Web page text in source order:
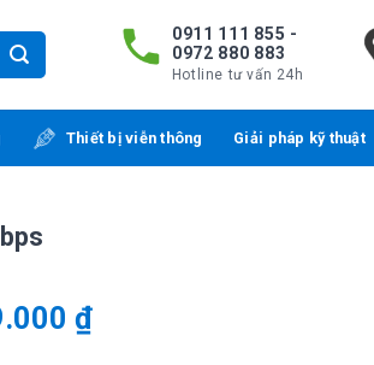
0911 111 855 -
0972 880 883
Hotline tư vấn 24h
Thiết bị viễn thông Giải pháp kỹ thuật
₫